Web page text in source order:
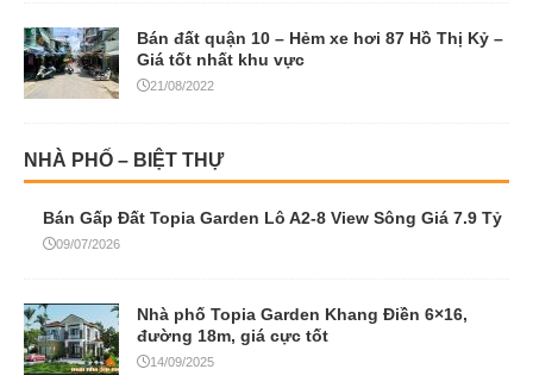
Bán đất quận 10 – Hẻm xe hơi 87 Hồ Thị Kỷ –
Giá tốt nhất khu vực
21/08/2022
NHÀ PHỐ – BIỆT THỰ
Bán Gấp Đất Topia Garden Lô A2-8 View Sông Giá 7.9 Tỷ
09/07/2026
Nhà phố Topia Garden Khang Điền 6×16,
đường 18m, giá cực tốt
14/09/2025